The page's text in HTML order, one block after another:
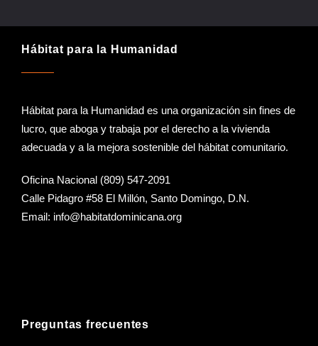
Hábitat para la Humanidad
Hábitat para la Humanidad es una organización sin fines de
lucro, que aboga y trabaja por el derecho a la vivienda
adecuada y a la mejora sostenible del hábitat comunitario.
Oficina Nacional (809) 547-2091
Calle Pidagro #58 El Millón, Santo Domingo, D.N.
Email: info@habitatdominicana.org
Preguntas frecuentes